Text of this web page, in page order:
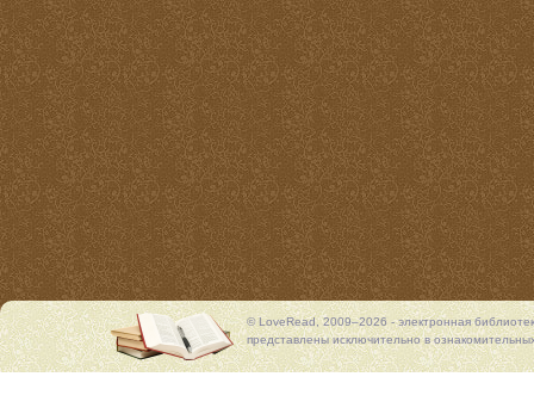
© LoveRead, 2009–2026 - электронная
представлены исключительно в